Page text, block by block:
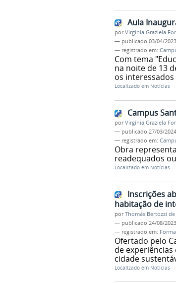
Aula
porVirgínia Graziela
— publicado 03/04/2023
— registrado em:
Com tema
na noite de 13
os interessados
Localizado em Notícias
Campus
porVirgínia Graziela
— publicado 27/03/2024
— registrado em:
Obra
readequados
Localizado em Notícias
Inscrições
habitação de
porThomás Bertozzi
— publicado 24/08/2023
— registrado em:
Ofertado pelo
de
cidade
Localizado em Notícias